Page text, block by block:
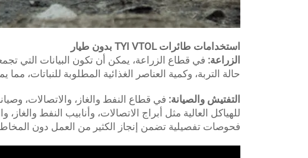
استخدامات طائرات TYI VTOL بدون طيار
الزراعة:
حالة التربة، وكمية العناصر الغذائية المطلوبة للنباتات،
التفتيش والصيانة: في قطاع النفط والغاز، والاتصالات،
فحوصات تفصيلية تضمن إنجاز الكثير من العمل دون